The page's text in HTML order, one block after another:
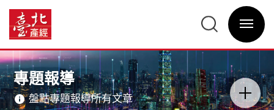
經
資
訊
臺
經
訊
網
網
站
主
單
選
單
關
主
意
境
專題報導
盤點專題報導所有文章
分
類
開
關